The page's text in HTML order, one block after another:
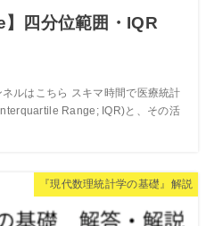
】四分位範囲・IQR
ルはこちら スキマ時間で医療統計
Range; IQR)と、その活
『現代数理統計学の基礎』解説